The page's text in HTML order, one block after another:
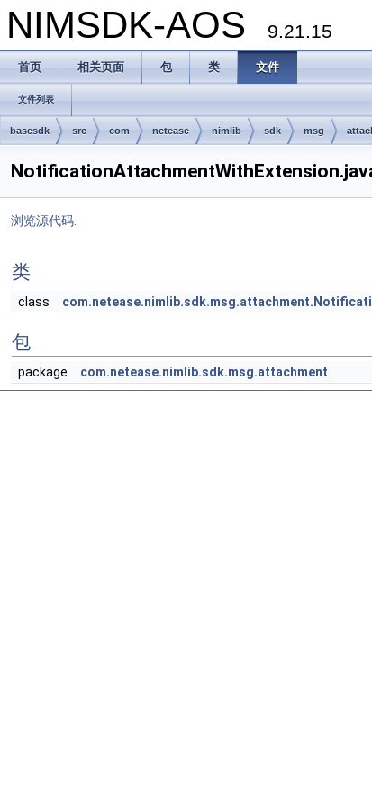
NIMSDK-AOS 9.21.15
首页 相关页面 包 类 文件
文件列表
basesdk src com netease nimlib sdk msg
浏览源代码.
类
class
包
package com.netease.nimlib.sdk.msg.attachment